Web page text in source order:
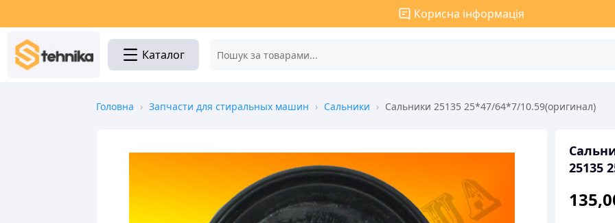
Корисна інформація
Каталог
Головна › Запчасти для стиральных машин › Сальники › Сальники 25135 25*47/64*7/10.59(оригинал)
25135